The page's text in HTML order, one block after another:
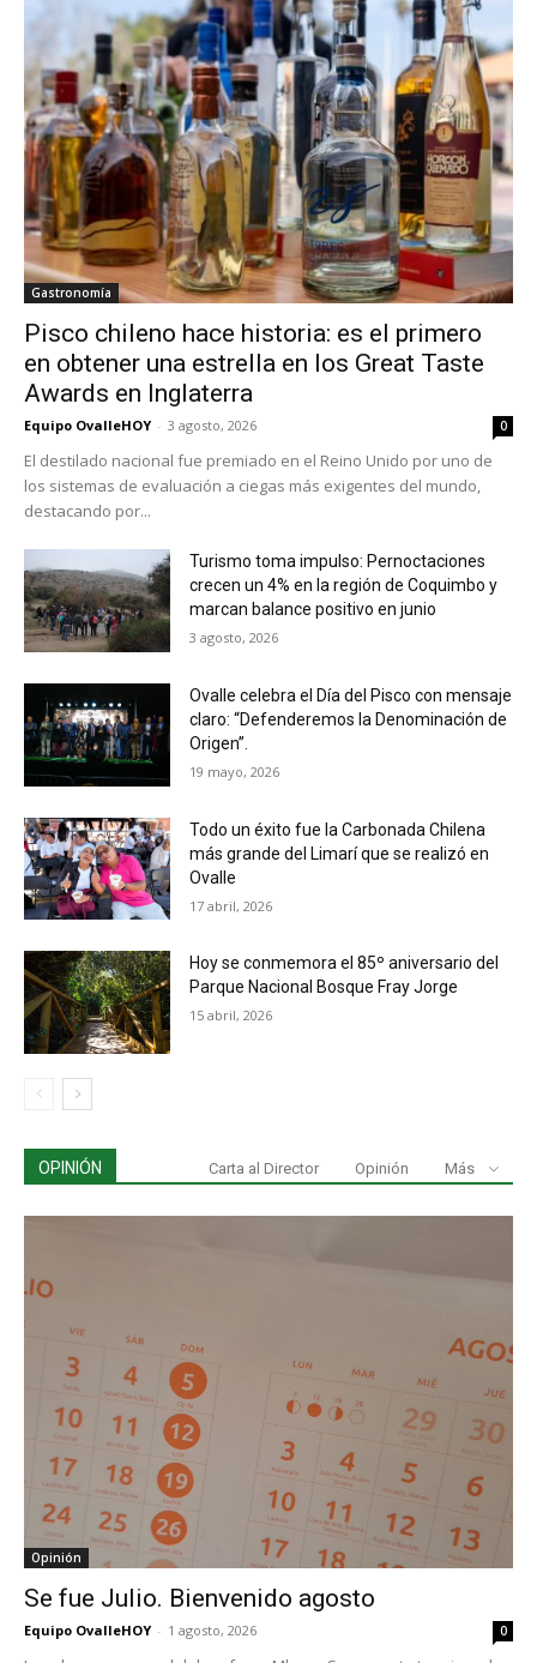
Gastronomía
Pisco chileno hace historia: es el primero
en obtener una estrella en los Great Taste
Awards en Inglaterra
Equipo OvalleHOY - 3 agosto, 2026 0
El destilado nacional fue premiado en el Reino Unido por uno de
los sistemas de evaluación a ciegas más exigentes del mundo,
destacando por...
Turismo toma impulso: Pernoctaciones
crecen un 4% en la región de Coquimbo y
marcan balance positivo en junio
3 agosto, 2026
Ovalle celebra el Día del Pisco con mensaje
claro: “Defenderemos la Denominación de
Origen”.
19 mayo, 2026
Todo un éxito fue la Carbonada Chilena
más grande del Limarí que se realizó en
Ovalle
17 abril, 2026
Hoy se conmemora el 85º aniversario del
Parque Nacional Bosque Fray Jorge
15 abril, 2026
OPINIÓN Carta al Director Opinión Más
Opinión
Se fue Julio. Bienvenido agosto
Equipo OvalleHOY - 1 agosto, 2026 0